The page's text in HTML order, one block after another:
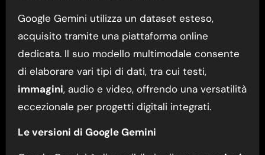
Google Gemini utilizza un dataset esteso,
acquisito tramite una piattaforma online
dedicata. Il suo modello multimodale consente
di elaborare vari tipi di dati, tra cui testi,
immagini, audio e video, offrendo una versatilità
eccezionale per progetti digitali integrati.
Le versioni di Google Gemini